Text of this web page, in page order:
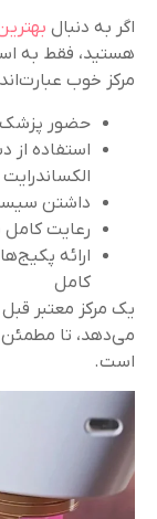
اگر به دنبال
هستید، فقط به
مرکز خوب عبارت‌اند
حضور پزشک
استفاده از
داشتن
رعایت
ارائه
کامل
یک مرکز معتبر
می‌دهد، تا
است.